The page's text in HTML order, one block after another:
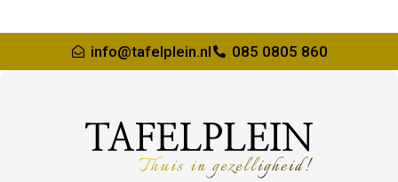
info@tafelplein.nl 085 0805 860